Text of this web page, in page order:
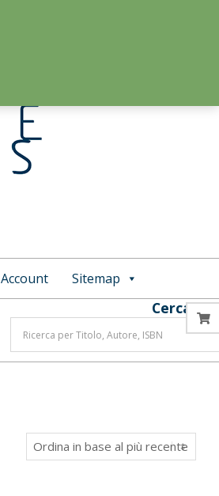
Account Sitemap
Cerca